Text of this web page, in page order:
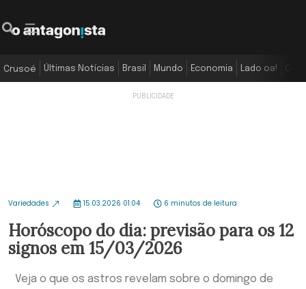
Crusoé Últimas Notícias Brasil Mundo Economia Lado oa!
Variedades 15.03.2026 01:04 6 minutos de leitura
Horóscopo do dia: previsão para os 12
signos em 15/03/2026
Veja o que os astros revelam sobre o domingo de